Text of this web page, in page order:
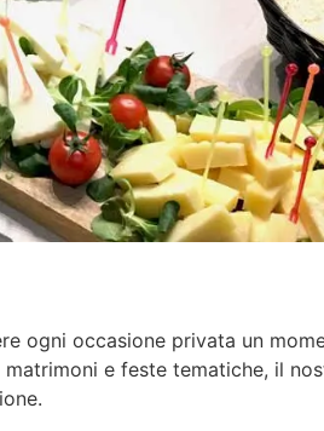
ogni occasione privata un
e feste tematiche, il
.